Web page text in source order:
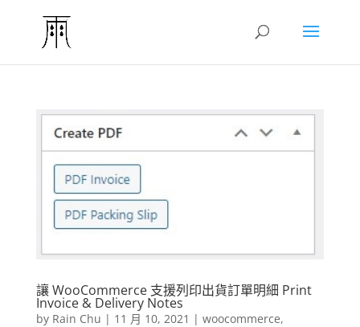
讓 WooCommerce 支援列印出貨訂單明細 Print
Invoice & Delivery Notes
by Rain Chu | 11 月 10, 2021 | woocommerce,